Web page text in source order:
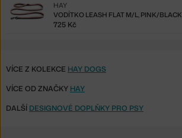
VODÍTKO LEASH FLAT M/L, PINK/BLACK
HAY
725 Kč
VÍCE Z KOLEKCE HAY DOGS
VÍCE OD ZNAČKY HAY
DALŠÍ DESIGNOVÉ DOPLŇKY PRO PSY